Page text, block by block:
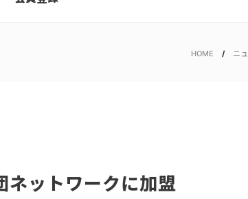
HOME ニ
ネットワークに加盟